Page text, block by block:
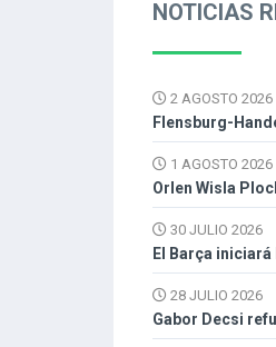
NOTICIAS
2 AGOSTO 2026
Flensburg-
1 AGOSTO 2026
Orlen Wisla
30 JULIO 2026
El Barça
28 JULIO 2026
Gabor Decsi